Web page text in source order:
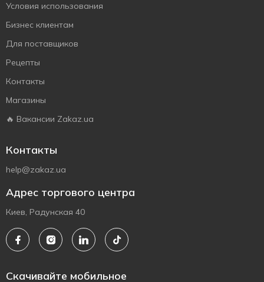
Условия использования
Бизнес клиентам
Для поставщиков
Рецепты
Контакты
Магазины
🔥 Вакансии Zakaz.ua
Контакты
help@zakaz.ua
Адрес торгового центра
Киев, Радунская 40
Скачивайте мобильное